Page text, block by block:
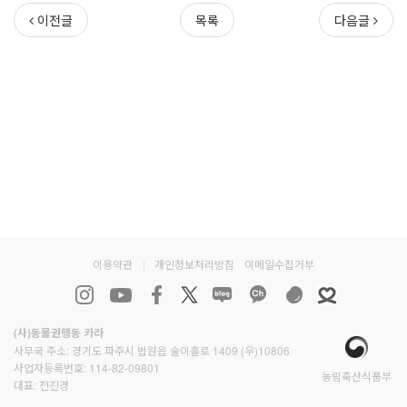
이전글 목록 다음글
이용약관 개인정보처리방침 이메일수집거부
(사)동물권행동 카라
사무국 주소: 경기도 파주시 법원읍 술이홀로 1409 (우)10806
사업자등록번호: 114-82-09801
대표: 전진경
농림축산식품부